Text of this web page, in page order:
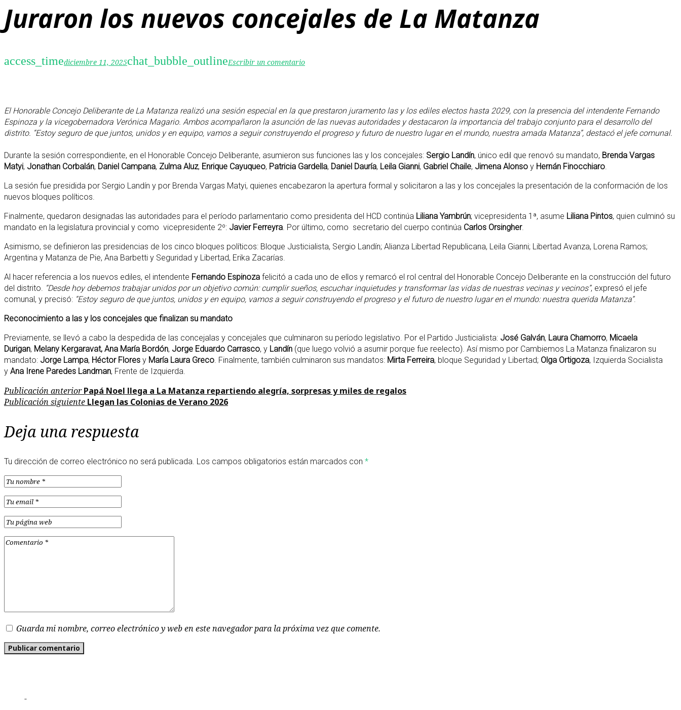
Juraron los nuevos concejales de La Matanza
access_timediciembre 11, 2025chat_bubble_outlineEscribir un comentario
El Honorable Concejo Deliberante de La Matanza realizó una sesión especial en la que prestaron juramento las y los ediles electos hasta 2029, con la presencia del intendente Fernando
Espinoza y la vicegobernadora Verónica Magario. Ambos acompañaron la asunción de las nuevas autoridades y destacaron la importancia del trabajo conjunto para el desarrollo del
distrito. “Estoy seguro de que juntos, unidos y en equipo, vamos a seguir construyendo el progreso y futuro de nuestro lugar en el mundo, nuestra amada Matanza”, destacó el jefe comunal.
Durante la sesión correspondiente, en el Honorable Concejo Deliberante, asumieron sus funciones las y los concejales: Sergio Landín, único edil que renovó su mandato, Brenda Vargas
Matyi, Jonathan Corbalán, Daniel Campana, Zulma Aluz, Enrique Cayuqueo, Patricia Gardella, Daniel Dauría, Leila Gianni, Gabriel Chaile, Jimena Alonso y Hernán Finocchiaro.
La sesión fue presidida por Sergio Landín y por Brenda Vargas Matyi, quienes encabezaron la apertura formal y solicitaron a las y los concejales la presentación de la conformación de los
nuevos bloques políticos.
Finalmente, quedaron designadas las autoridades para el período parlamentario como presidenta del HCD continúa Liliana Yambrún; vicepresidenta 1ª, asume Liliana Pintos, quien culminó su
mandato en la legislatura provincial y como vicepresidente 2º: Javier Ferreyra. Por último, como secretario del cuerpo continúa Carlos Orsingher.
Asimismo, se definieron las presidencias de los cinco bloques políticos: Bloque Justicialista, Sergio Landín; Alianza Libertad Republicana, Leila Gianni; Libertad Avanza, Lorena Ramos;
Argentina y Matanza de Pie, Ana Barbetti y Seguridad y Libertad, Erika Zacarías.
Al hacer referencia a los nuevos ediles, el intendente Fernando Espinoza felicitó a cada uno de ellos y remarcó el rol central del Honorable Concejo Deliberante en la construcción del futuro
del distrito. “Desde hoy debemos trabajar unidos por un objetivo común: cumplir sueños, escuchar inquietudes y transformar las vidas de nuestras vecinas y vecinos”, expresó el jefe
comunal, y precisó: “Estoy seguro de que juntos, unidos y en equipo, vamos a seguir construyendo el progreso y el futuro de nuestro lugar en el mundo: nuestra querida Matanza”.
Reconocimiento a las y los concejales que finalizan su mandato
Previamente, se llevó a cabo la despedida de las concejalas y concejales que culminaron su período legislativo. Por el Partido Justicialista: José Galván, Laura Chamorro, Micaela
Durigan, Melany Kergaravat, Ana María Bordón, Jorge Eduardo Carrasco, y Landín (que luego volvió a asumir porque fue reelecto). Así mismo por Cambiemos La Matanza finalizaron su
mandato: Jorge Lampa, Héctor Flores y María Laura Greco. Finalmente, también culminaron sus mandatos: Mirta Ferreira, bloque Seguridad y Libertad; Olga Ortigoza, Izquierda Socialista
y Ana Irene Paredes Landman, Frente de Izquierda.
Navegación
entradas
Publicación anterior Publicación
anterior
Papá Noel llega a La Matanza repartiendo alegría, sorpresas y miles de regalos
Publicación siguiente Publicación
Llegan las Colonias de Verano 2026
Deja una respuesta
Tu dirección de correo electrónico no será publicada. Los campos obligatorios están marcados con *
Guarda mi nombre, correo electrónico y web en este navegador para la próxima vez que comente.
-